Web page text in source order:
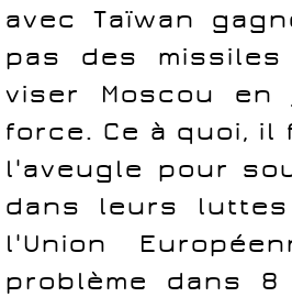
avec Taïwan
pas des
viser Moscou
force. Ce à quoi,
l'aveugle pour
dans leurs
l'Union
problème dans